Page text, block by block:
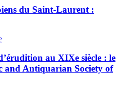
du Saint-Laurent :
au XIXe siècle : le
and Antiquarian Society of